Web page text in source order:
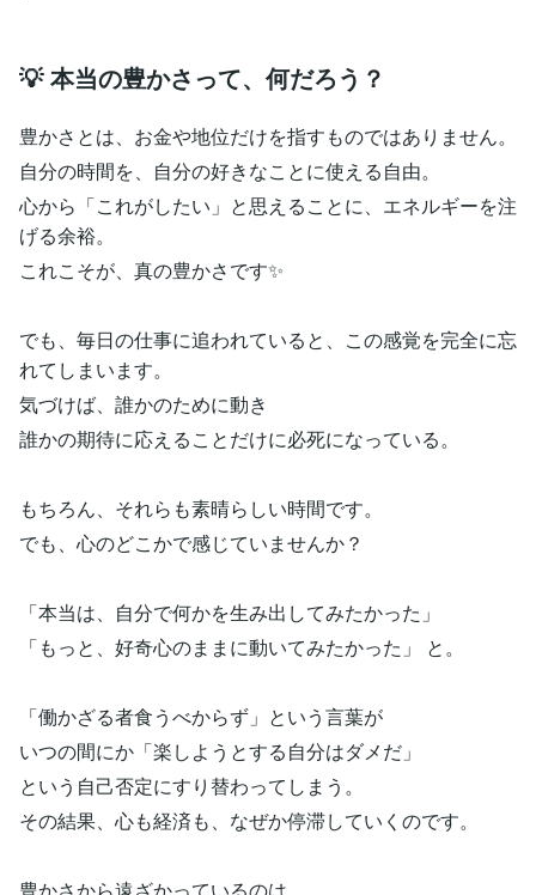
💡 本当の豊かさって、何だろう？
豊かさとは、お金や地位だけを指すものではありません。
自分の時間を、自分の好きなことに使える自由。
心から「これがしたい」と思えることに、エネルギーを注
げる余裕。
これこそが、真の豊かさです✨
でも、毎日の仕事に追われていると、この感覚を完全に忘
れてしまいます。
気づけば、誰かのために動き
誰かの期待に応えることだけに必死になっている。
もちろん、それらも素晴らしい時間です。
でも、心のどこかで感じていませんか？
「本当は、自分で何かを生み出してみたかった」
「もっと、好奇心のままに動いてみたかった」 と。
「働かざる者食うべからず」という言葉が
いつの間にか「楽しようとする自分はダメだ」
という自己否定にすり替わってしまう。
その結果、心も経済も、なぜか停滞していくのです。
豊かさから遠ざかっているのは